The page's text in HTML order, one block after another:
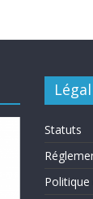
Légal
Statuts